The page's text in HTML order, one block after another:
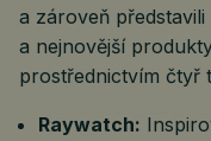
a zároveň
a nejnovější
prostřednictvím čtyř
Raywatch: